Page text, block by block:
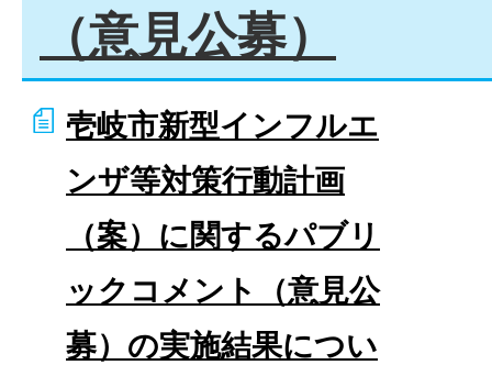
（意見公募）
壱岐市新型インフルエ
ンザ等対策行動計画
（案）に関するパブリ
ックコメント（意見公
募）の実施結果につい